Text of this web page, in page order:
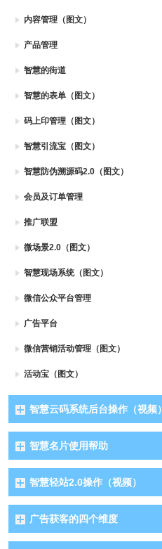
内容管理（图文）
产品管理
智慧的街道
智慧的表单（图文）
码上印管理（图文）
智慧引流宝（图文）
智慧防伪溯源码2.0（图文）
会员及订单管理
推广联盟
微场景2.0（图文）
智慧现场系统（图文）
微信公众平台管理
广告平台
微信营销活动管理（图文）
活动宝（图文）
智慧云码系统后台操作（视频）
智慧名片使用帮助
智慧轻站2.0操作（视频）
广告获客的四个维度